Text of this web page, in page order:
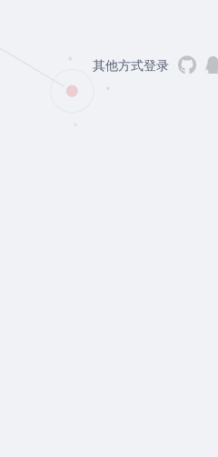
其他方式登录